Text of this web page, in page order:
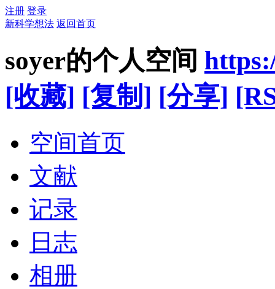
注册 登录
新科学想法 返回首页
soyer的个人空间
[收藏] [复制] [分享]
空间首页
文献
记录
日志
相册